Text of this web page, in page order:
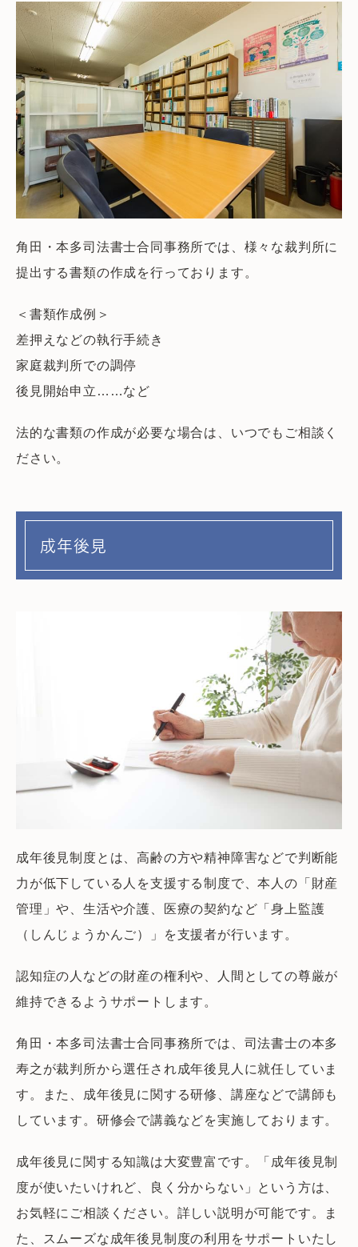
角田・本多司法書士合同事務所では、様々な裁判所に
提出する書類の作成を行っております。
＜書類作成例＞
差押えなどの執行手続き
家庭裁判所での調停
後見開始申立……など
法的な書類の作成が必要な場合は、いつでもご相談く
ださい。
成年後見
成年後見制度とは、高齢の方や精神障害などで判断能
力が低下している人を支援する制度で、本人の「財産
管理」や、生活や介護、医療の契約など「身上監護
（しんじょうかんご）」を支援者が行います。
認知症の人などの財産の権利や、人間としての尊厳が
維持できるようサポートします。
角田・本多司法書士合同事務所では、司法書士の本多
寿之が裁判所から選任され成年後見人に就任していま
す。また、成年後見に関する研修、講座などで講師も
しています。研修会で講義などを実施しております。
成年後見に関する知識は大変豊富です。「成年後見制
度が使いたいけれど、良く分からない」という方は、
お気軽にご相談ください。詳しい説明が可能です。ま
た、スムーズな成年後見制度の利用をサポートいたし